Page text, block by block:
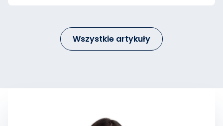
Wszystkie artykuły